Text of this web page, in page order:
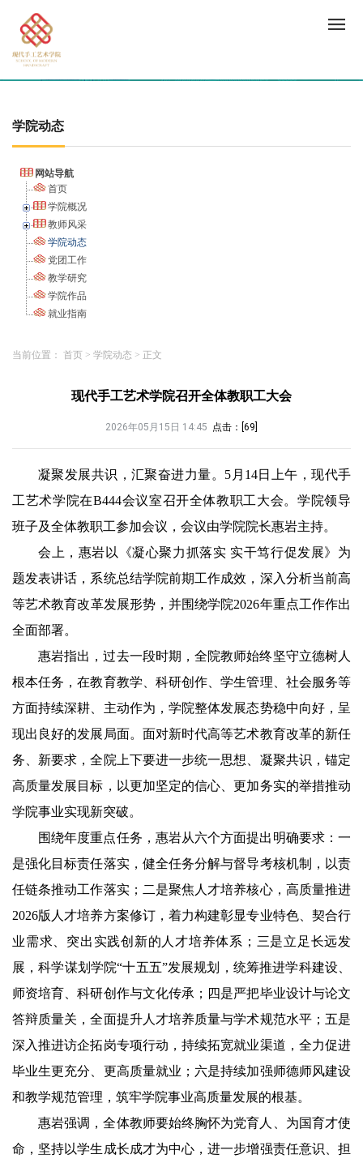
学院动态
网站导航
首页
学院概况
教师风采
学院动态
党团工作
教学研究
学院作品
就业指南
当前位置： 首页 > 学院动态 > 正文
现代手工艺术学院召开全体教职工大会
2026年05月15日 14:45 点击：[ 69
凝聚发展共识，汇聚奋进力量。5月14日上午，现代手
工艺术学院在B444会议室召开全体教职工大会。学院领导
班子及全体教职工参加会议，会议由学院院长惠岩主持。
会上，惠岩以《凝心聚力抓落实 实干笃行促发展》为
题发表讲话，系统总结学院前期工作成效，深入分析当前高
等艺术教育改革发展形势，并围绕学院2026年重点工作作出
全面部署。
惠岩指出，过去一段时期，全院教师始终坚守立德树人
根本任务，在教育教学、科研创作、学生管理、社会服务等
方面持续深耕、主动作为，学院整体发展态势稳中向好，呈
现出良好的发展局面。面对新时代高等艺术教育改革的新任
务、新要求，全院上下要进一步统一思想、凝聚共识，锚定
高质量发展目标，以更加坚定的信心、更加务实的举措推动
学院事业实现新突破。
围绕年度重点任务，惠岩从六个方面提出明确要求：一
是强化目标责任落实，健全任务分解与督导考核机制，以责
任链条推动工作落实；二是聚焦人才培养核心，高质量推进
2026版人才培养方案修订，着力构建彰显专业特色、契合行
业需求、突出实践创新的人才培养体系；三是立足长远发
展，科学谋划学院“十五五”发展规划，统筹推进学科建设、
师资培育、科研创作与文化传承；四是严把毕业设计与论文
答辩质量关，全面提升人才培养质量与学术规范水平；五是
深入推进访企拓岗专项行动，持续拓宽就业渠道，全力促进
毕业生更充分、更高质量就业；六是持续加强师德师风建设
和教学规范管理，筑牢学院事业高质量发展的根基。
惠岩强调，全体教师要始终胸怀为党育人、为国育才使
命，坚持以学生成长成才为中心，进一步增强责任意识、担